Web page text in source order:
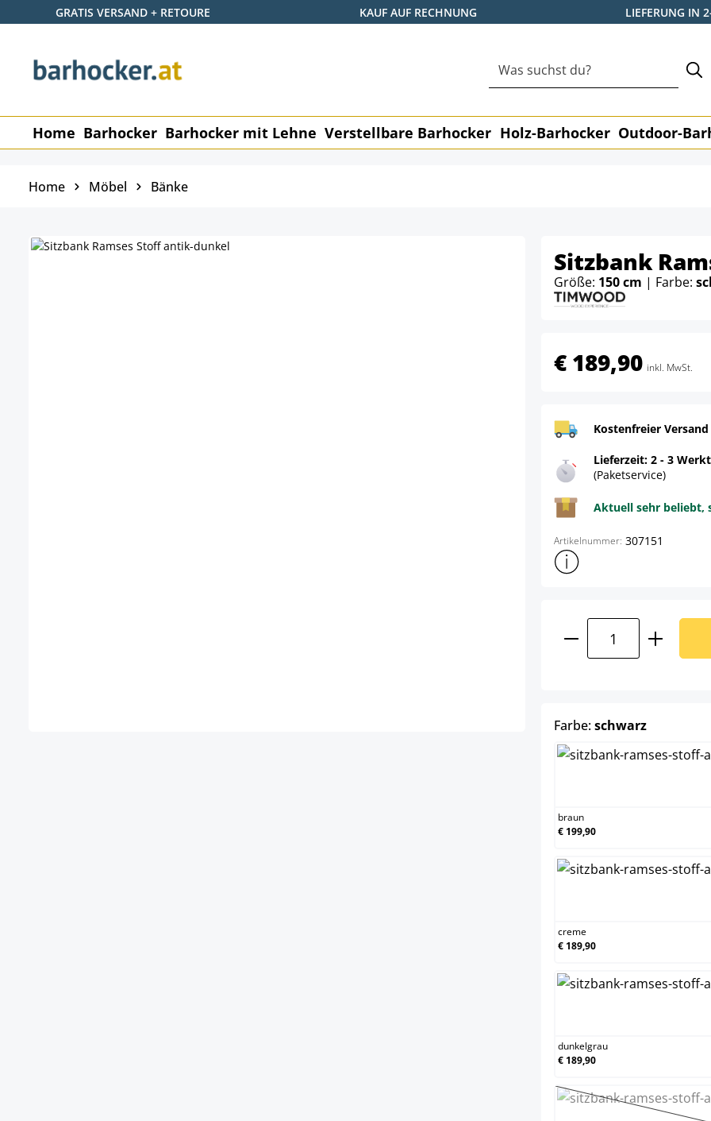
Hauptinhalt springen
Zur Suche springen
Zur Hauptnavigation springen
GRATIS VERSAND + RETOURE KAUF AUF RECHNUNG LIEFERUNG IN
Home Barhocker Barhocker mit Lehne Verstellbare Barhocker Holz-Barhocker Outdoor-
Home Möbel Bänke
Sitzbank
Größe: 150 cm | Farbe:
€ 189,90 inkl. MwSt.
Kostenfreier
Lieferzeit: 2 - 3
(Paketservice)
Aktuell sehr beliebt,
Artikelnummer: 307151
Weitere
Produkt Anzahl:
Farbe:schwarzauswählen
braun
€ 199,90
creme
€ 189,90
dunkelgrau
€ 189,90